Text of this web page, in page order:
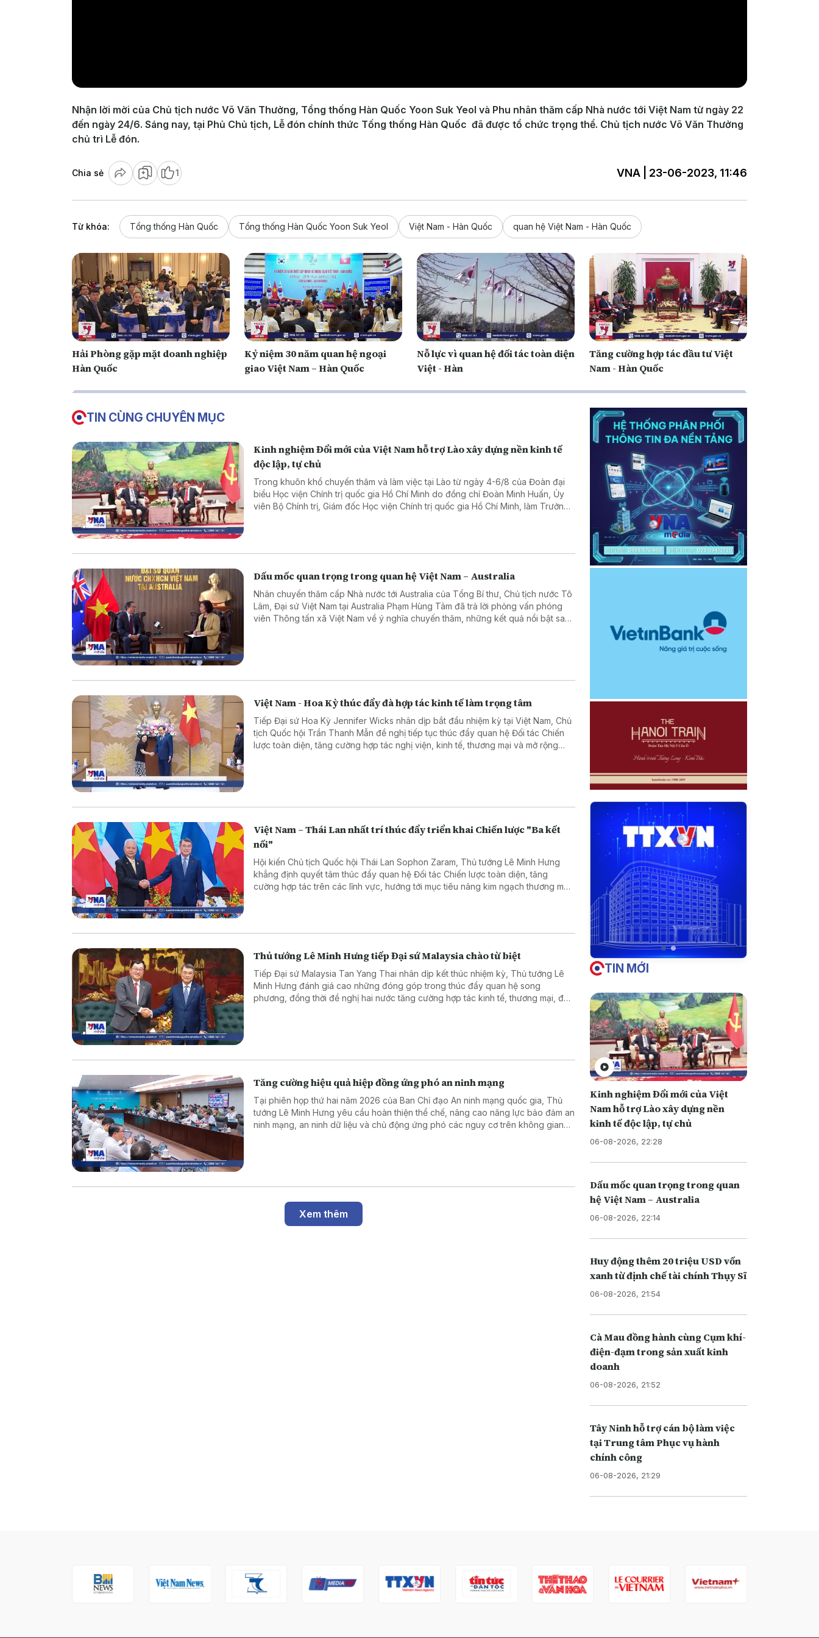
Nhận lời mời của Chủ tịch nước Võ Văn Thưởng, Tổng thống Hàn Quốc Yoon Suk Yeol và Phu nhân thăm cấp Nhà nước tới Việt Nam từ ngày 22
đến ngày 24/6. Sáng nay, tại Phủ Chủ tịch, Lễ đón chính thức Tống thống Hàn Quốc đã được tổ chức trọng thể. Chủ tịch nước Võ Văn Thưởng
chủ trì Lễ đón.
Chia sẻ 1 VNA | 23-06-2023, 11:46
Từ khóa: Tổng thống Hàn Quốc Tổng thống Hàn Quốc Yoon Suk Yeol Việt Nam - Hàn Quốc quan hệ Việt Nam - Hàn Quốc
Hải Phòng gặp mặt doanh nghiệp
Hàn Quốc
Kỷ niệm 30 năm quan hệ ngoại
giao Việt Nam – Hàn Quốc
Nỗ lực vì quan hệ đối tác toàn diện
Việt - Hàn
Tăng cường hợp tác đầu tư Việt
Nam - Hàn Quốc
TIN CÙNG CHUYÊN MỤC
Kinh nghiệm Đổi mới của Việt Nam hỗ trợ Lào xây dựng nền kinh tế
độc lập, tự chủ
Trong khuôn khổ chuyến thăm và làm việc tại Lào từ ngày 4-6/8 của Đoàn đại
biểu Học viện Chính trị quốc gia Hồ Chí Minh do đồng chí Đoàn Minh Huấn, Ủy
viên Bộ Chính trị, Giám đốc Học viện Chính trị quốc gia Hồ Chí Minh, làm Trưởng
Dấu mốc quan trọng trong quan hệ Việt Nam – Australia
Nhân chuyến thăm cấp Nhà nước tới Australia của Tổng Bí thư, Chủ tịch nước Tô
Lâm, Đại sứ Việt Nam tại Australia Phạm Hùng Tâm đã trả lời phỏng vấn phóng
viên Thông tấn xã Việt Nam về ý nghĩa chuyến thăm, những kết quả nổi bật sau
Việt Nam - Hoa Kỳ thúc đẩy đà hợp tác kinh tế làm trọng tâm
Tiếp Đại sứ Hoa Kỳ Jennifer Wicks nhân dịp bắt đầu nhiệm kỳ tại Việt Nam, Chủ
tịch Quốc hội Trần Thanh Mẫn đề nghị tiếp tục thúc đẩy quan hệ Đối tác Chiến
lược toàn diện, tăng cường hợp tác nghị viện, kinh tế, thương mại và mở rộng
Việt Nam – Thái Lan nhất trí thúc đẩy triển khai Chiến lược "Ba kết
nối"
Hội kiến Chủ tịch Quốc hội Thái Lan Sophon Zaram, Thủ tướng Lê Minh Hưng
khẳng định quyết tâm thúc đẩy quan hệ Đối tác Chiến lược toàn diện, tăng
cường hợp tác trên các lĩnh vực, hướng tới mục tiêu nâng kim ngạch thương mại
Thủ tướng Lê Minh Hưng tiếp Đại sứ Malaysia chào từ biệt
Tiếp Đại sứ Malaysia Tan Yang Thai nhân dịp kết thúc nhiệm kỳ, Thủ tướng Lê
Minh Hưng đánh giá cao những đóng góp trong thúc đẩy quan hệ song
phương, đồng thời đề nghị hai nước tăng cường hợp tác kinh tế, thương mại, đầu
Tăng cường hiệu quả hiệp đồng ứng phó an ninh mạng
Tại phiên họp thứ hai năm 2026 của Ban Chỉ đạo An ninh mạng quốc gia, Thủ
tướng Lê Minh Hưng yêu cầu hoàn thiện thể chế, nâng cao năng lực bảo đảm an
ninh mạng, an ninh dữ liệu và chủ động ứng phó các nguy cơ trên không gian
Xem thêm
TIN MỚI
Kinh nghiệm Đổi mới của Việt
Nam hỗ trợ Lào xây dựng nền
kinh tế độc lập, tự chủ
06-08-2026, 22:28
Dấu mốc quan trọng trong quan
hệ Việt Nam – Australia
06-08-2026, 22:14
Huy động thêm 20 triệu USD vốn
xanh từ định chế tài chính Thụy Sĩ
06-08-2026, 21:54
Cà Mau đồng hành cùng Cụm khí-
điện-đạm trong sản xuất kinh
doanh
06-08-2026, 21:52
Tây Ninh hỗ trợ cán bộ làm việc
tại Trung tâm Phục vụ hành
chính công
06-08-2026, 21:29